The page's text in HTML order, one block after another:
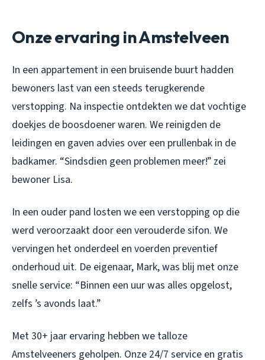
Onze ervaring in Amstelveen
In een appartement in een bruisende buurt hadden
bewoners last van een steeds terugkerende
verstopping. Na inspectie ontdekten we dat vochtige
doekjes de boosdoener waren. We reinigden de
leidingen en gaven advies over een prullenbak in de
badkamer. “Sindsdien geen problemen meer!” zei
bewoner Lisa.
In een ouder pand losten we een verstopping op die
werd veroorzaakt door een verouderde sifon. We
vervingen het onderdeel en voerden preventief
onderhoud uit. De eigenaar, Mark, was blij met onze
snelle service: “Binnen een uur was alles opgelost,
zelfs ’s avonds laat.”
Met 30+ jaar ervaring hebben we talloze
Amstelveeners geholpen. Onze 24/7 service en gratis